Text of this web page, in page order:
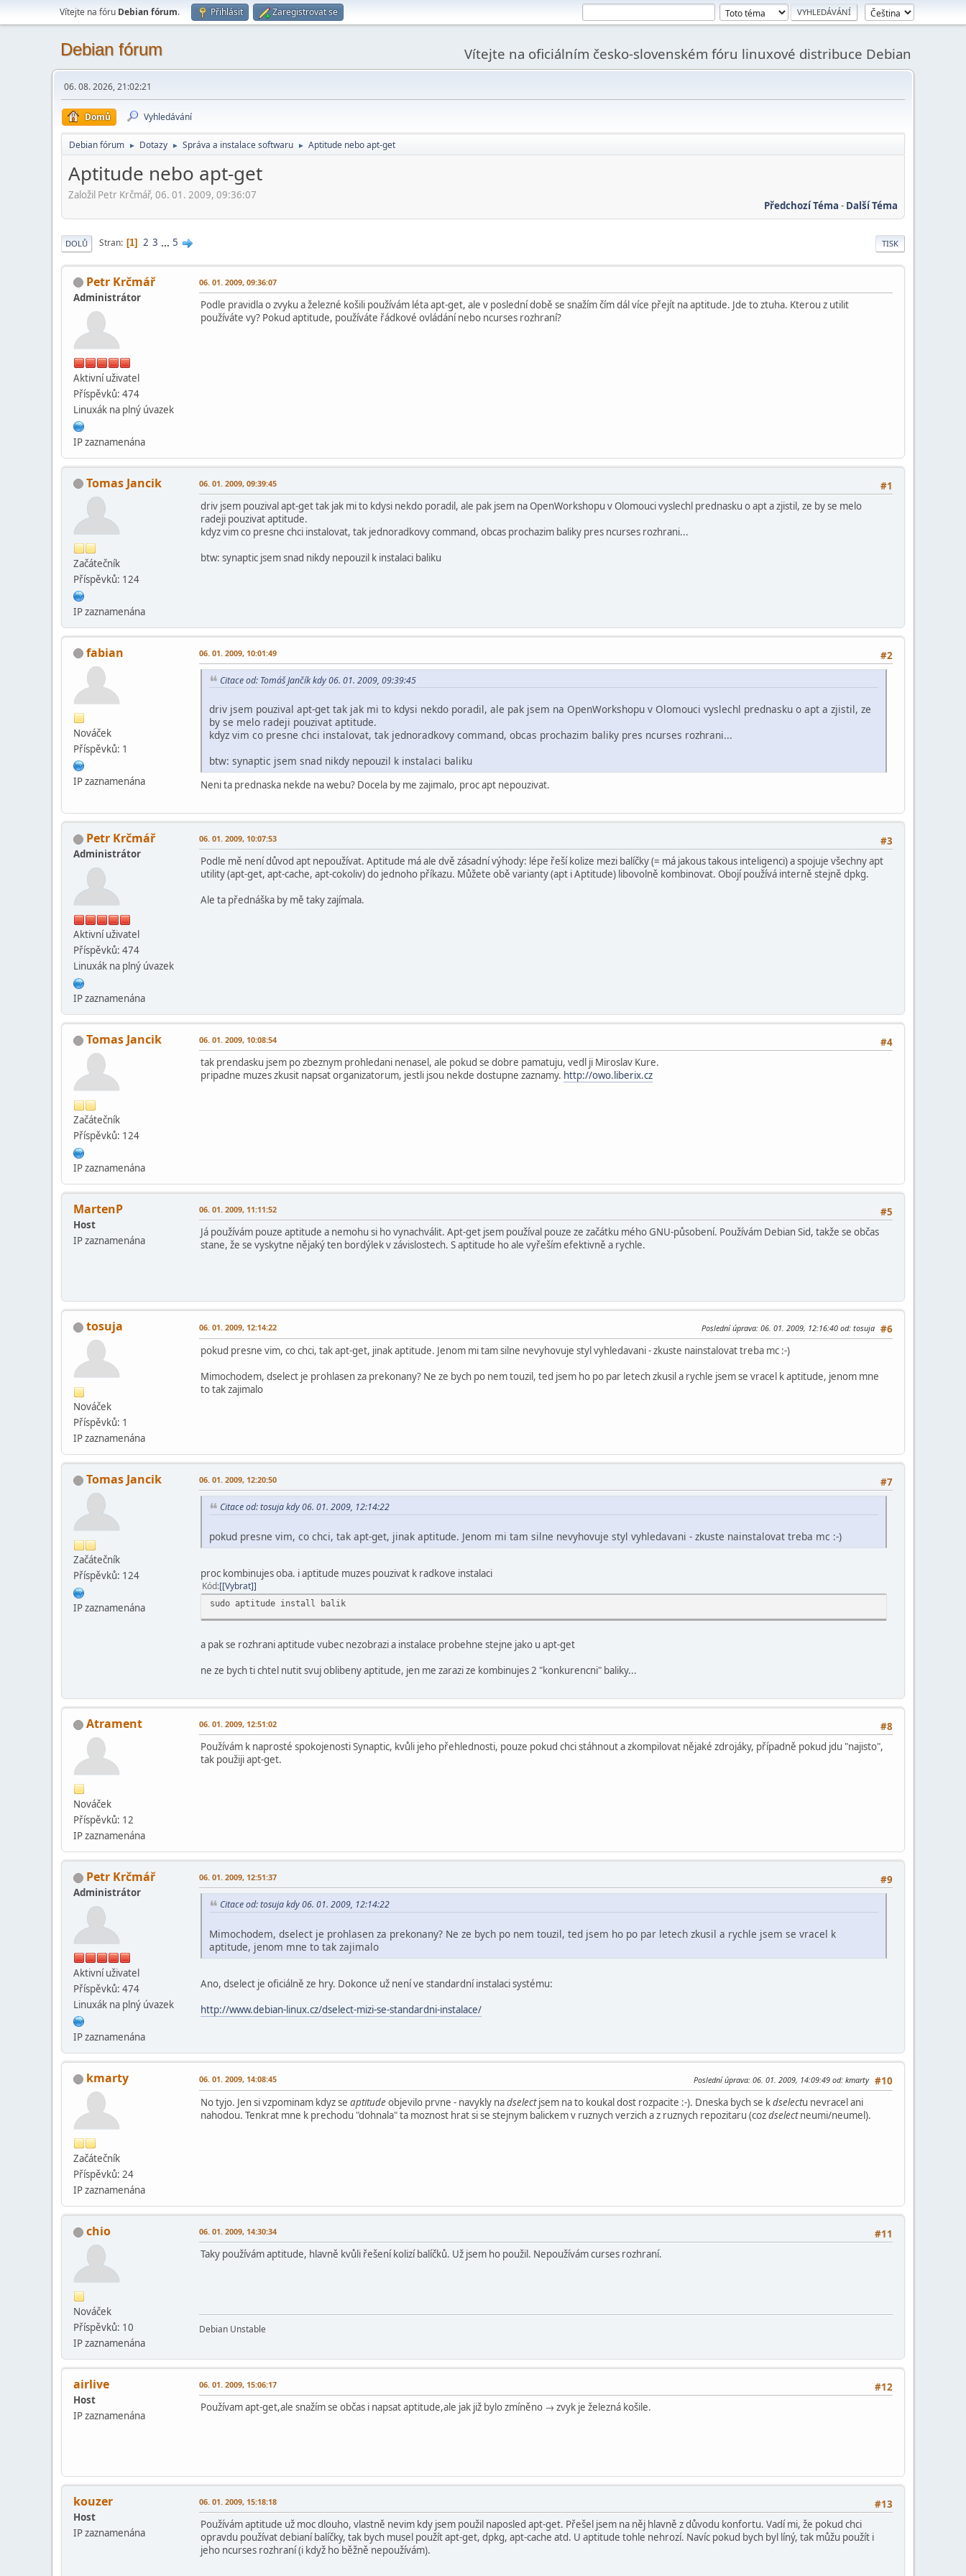
Vítejte na fóru Debian fórum. Přihlásit Zaregistrovat se
Debian fórum Vítejte na oficiálním česko-slovenském fóru linuxové distribuce Debian
06. 08. 2026, 21:02:21
Domů Vyhledávání
Debian fórum ► Dotazy ► Správa a instalace softwaru ► Aptitude nebo apt-get
Aptitude nebo apt-get
Založil Petr Krčmář, 06. 01. 2009, 09:36:07
Předchozí Téma - Další Téma
TISK
DOLŮ Stran 1 2 3 ... 5
Petr Krčmář
Administrátor
Aktivní­ uživatel
Příspěvků: 474
Linuxák na plný úvazek
IP zaznamenána
06. 01. 2009, 09:36:07
Podle pravidla o zvyku a železné košili používám léta apt-get, ale v poslední době se snažím čím dál více přejít na aptitude. Jde to ztuha. Kterou z utilit
používáte vy? Pokud aptitude, používáte řádkové ovládání nebo ncurses rozhraní?
Tomas Jancik
Začátečník
Příspěvků: 124
IP zaznamenána
#1
06. 01. 2009, 09:39:45
driv jsem pouzival apt-get tak jak mi to kdysi nekdo poradil, ale pak jsem na OpenWorkshopu v Olomouci vyslechl prednasku o apt a zjistil, ze by se melo
radeji pouzivat aptitude.
kdyz vim co presne chci instalovat, tak jednoradkovy command, obcas prochazim baliky pres ncurses rozhrani...
btw: synaptic jsem snad nikdy nepouzil k instalaci baliku
fabian
Nováček
Příspěvků: 1
IP zaznamenána
#2
06. 01. 2009, 10:01:49
Citace od: Tomáš Jančík kdy 06. 01. 2009, 09:39:45
driv jsem pouzival apt-get tak jak mi to kdysi nekdo poradil, ale pak jsem na OpenWorkshopu v Olomouci vyslechl prednasku o apt a zjistil, ze
by se melo radeji pouzivat aptitude.
kdyz vim co presne chci instalovat, tak jednoradkovy command, obcas prochazim baliky pres ncurses rozhrani...
btw: synaptic jsem snad nikdy nepouzil k instalaci baliku
Neni ta prednaska nekde na webu? Docela by me zajimalo, proc apt nepouzivat.
Petr Krčmář
Administrátor
Aktivní­ uživatel
Příspěvků: 474
Linuxák na plný úvazek
IP zaznamenána
#3
06. 01. 2009, 10:07:53
Podle mě není důvod apt nepoužívat. Aptitude má ale dvě zásadní výhody: lépe řeší kolize mezi balíčky (= má jakous takous inteligenci) a spojuje všechny apt
utility (apt-get, apt-cache, apt-cokoliv) do jednoho příkazu. Můžete obě varianty (apt i Aptitude) libovolně kombinovat. Obojí používá interně stejně dpkg.
Ale ta přednáška by mě taky zajímala.
Tomas Jancik
Začátečník
Příspěvků: 124
IP zaznamenána
#4
06. 01. 2009, 10:08:54
tak prendasku jsem po zbeznym prohledani nenasel, ale pokud se dobre pamatuju, vedl ji Miroslav Kure.
pripadne muzes zkusit napsat organizatorum, jestli jsou nekde dostupne zaznamy. http://owo.liberix.cz
MartenP
Host
IP zaznamenána
#5
06. 01. 2009, 11:11:52
Já používám pouze aptitude a nemohu si ho vynachválit. Apt-get jsem používal pouze ze začátku mého GNU-působení. Používám Debian Sid, takže se občas
stane, že se vyskytne nějaký ten bordýlek v závislostech. S aptitude ho ale vyřeším efektivně a rychle.
tosuja
Nováček
Příspěvků: 1
IP zaznamenána
#6
06. 01. 2009, 12:14:22 Poslední úprava: 06. 01. 2009, 12:16:40 od: tosuja
pokud presne vim, co chci, tak apt-get, jinak aptitude. Jenom mi tam silne nevyhovuje styl vyhledavani - zkuste nainstalovat treba mc :-)
Mimochodem, dselect je prohlasen za prekonany? Ne ze bych po nem touzil, ted jsem ho po par letech zkusil a rychle jsem se vracel k aptitude, jenom mne
to tak zajimalo
Tomas Jancik
Začátečník
Příspěvků: 124
IP zaznamenána
#7
06. 01. 2009, 12:20:50
Citace od: tosuja kdy 06. 01. 2009, 12:14:22
pokud presne vim, co chci, tak apt-get, jinak aptitude. Jenom mi tam silne nevyhovuje styl vyhledavani - zkuste nainstalovat treba mc :-)
proc kombinujes oba. i aptitude muzes pouzivat k radkove instalaci
Kód [Vybrat]
sudo aptitude install balik
a pak se rozhrani aptitude vubec nezobrazi a instalace probehne stejne jako u apt-get
ne ze bych ti chtel nutit svuj oblibeny aptitude, jen me zarazi ze kombinujes 2 "konkurencni" baliky...
Atrament
Nováček
Příspěvků: 12
IP zaznamenána
#8
06. 01. 2009, 12:51:02
Používám k naprosté spokojenosti Synaptic, kvůli jeho přehlednosti, pouze pokud chci stáhnout a zkompilovat nějaké zdrojáky, případně pokud jdu "najisto",
tak použiji apt-get.
Petr Krčmář
Administrátor
Aktivní­ uživatel
Příspěvků: 474
Linuxák na plný úvazek
IP zaznamenána
#9
06. 01. 2009, 12:51:37
Citace od: tosuja kdy 06. 01. 2009, 12:14:22
Mimochodem, dselect je prohlasen za prekonany? Ne ze bych po nem touzil, ted jsem ho po par letech zkusil a rychle jsem se vracel k
aptitude, jenom mne to tak zajimalo
Ano, dselect je oficiálně ze hry. Dokonce už není ve standardní instalaci systému:
http://www.debian-linux.cz/dselect-mizi-se-standardni-instalace/
kmarty
Začátečník
Příspěvků: 24
IP zaznamenána
#10
06. 01. 2009, 14:08:45 Poslední úprava: 06. 01. 2009, 14:09:49 od: kmarty
No tyjo. Jen si vzpominam kdyz se aptitudeobjevilo prvne - navykly nadselectjsem na to koukal dost rozpacite :-). Dneska bych se kdselectu nevracel ani
nahodou. Tenkrat mne k prechodu "dohnala" ta moznost hrat si se stejnym balickem v ruznych verzich a z ruznych repozitaru (cozdselectneumi/neumel).
chio
Nováček
Příspěvků: 10
IP zaznamenána
#11
06. 01. 2009, 14:30:34
Taky používám aptitude, hlavně kvůli řešení kolizí balíčků. Už jsem ho použil. Nepoužívám curses rozhraní.
Debian Unstable
airlive
Host
IP zaznamenána
#12
06. 01. 2009, 15:06:17
Používam apt-get,ale snažím se občas i napsat aptitude,ale jak již bylo zmíněno → zvyk je železná košile.
kouzer
Host
IP zaznamenána
#13
06. 01. 2009, 15:18:18
Používám aptitude už moc dlouho, vlastně nevim kdy jsem použil naposled apt-get. Přešel jsem na něj hlavně z důvodu konfortu. Vadí mi, že pokud chci
opravdu používat debianí balíčky, tak bych musel použít apt-get, dpkg, apt-cache atd. U aptitude tohle nehrozí. Navíc pokud bych byl líný, tak můžu použít i
jeho ncurses rozhraní (i když ho běžně nepoužívám).